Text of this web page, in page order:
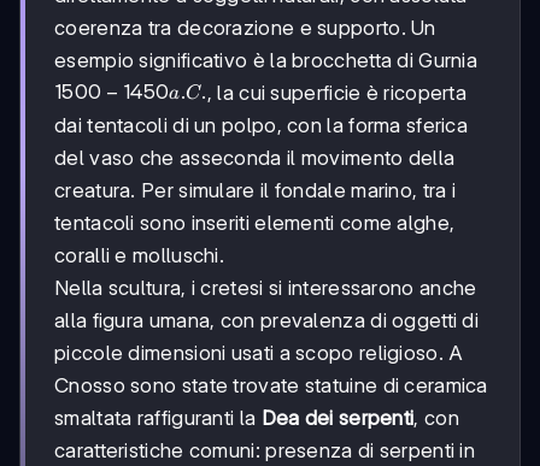
coerenza tra decorazione e supporto. Un
esempio significativo è la brocchetta di Gurnia
1500-
1450
a.C.
1500 − 1450a.C., la cui superficie è ricoperta
dai tentacoli di un polpo, con la forma sferica
del vaso che asseconda il movimento della
creatura. Per simulare il fondale marino, tra i
tentacoli sono inseriti elementi come alghe,
coralli e molluschi.
Nella scultura, i cretesi si interessarono anche
alla figura umana, con prevalenza di oggetti di
piccole dimensioni usati a scopo religioso. A
Cnosso sono state trovate statuine di ceramica
smaltata raffiguranti la Dea dei serpenti, con
caratteristiche comuni: presenza di serpenti in